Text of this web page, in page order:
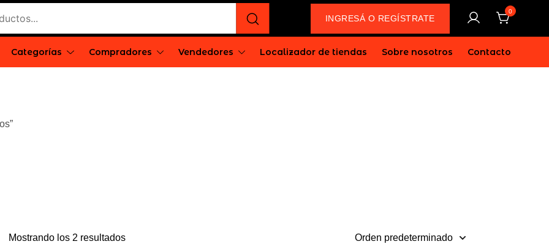
INGRESÁ O REGÍSTRATE
0
Categorías Compradores Vendedores Localizador de tiendas Sobre nosotros Contacto
Mostrando los 2 resultados